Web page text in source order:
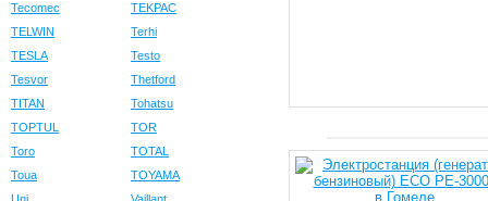
Tecomec
TEKPAC
TELWIN
Terhi
TESLA
Testo
Tesvor
Thetford
TITAN
Tohatsu
TOPTUL
TOR
Toro
TOTAL
Toua
TOYAMA